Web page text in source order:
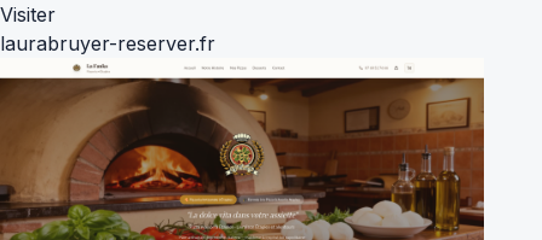
Visiter
laurabruyer-reserver.fr